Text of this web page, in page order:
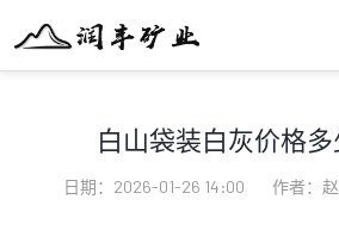
白山袋装白灰价格
日期：2026-01-26 14:00 作者：